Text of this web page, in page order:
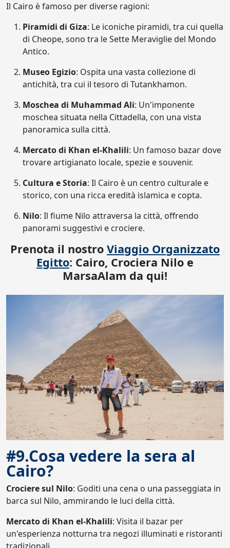
Il Cairo è famoso per diverse ragioni:
Piramidi di Giza: Le iconiche piramidi, tra cui quella
di Cheope, sono tra le Sette Meraviglie del Mondo
Antico.
Museo Egizio: Ospita una vasta collezione di
antichità, tra cui il tesoro di Tutankhamon.
Moschea di Muhammad Ali: Un'imponente
moschea situata nella Cittadella, con una vista
panoramica sulla città.
Mercato di Khan el-Khalili: Un famoso bazar dove
trovare artigianato locale, spezie e souvenir.
Cultura e Storia: Il Cairo è un centro culturale e
storico, con una ricca eredità islamica e copta.
Nilo: Il fiume Nilo attraversa la città, offrendo
panorami suggestivi e crociere.
Prenota il nostro Viaggio Organizzato
Egitto: Cairo, Crociera Nilo e
MarsaAlam da qui!
#9.Cosa vedere la sera al
Cairo?
Crociere sul Nilo: Goditi una cena o una passeggiata in
barca sul Nilo, ammirando le luci della città.
Mercato di Khan el-Khalili: Visita il bazar per
un'esperienza notturna tra negozi illuminati e ristoranti